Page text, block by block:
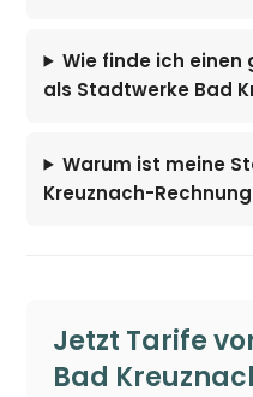
Wie finde ich
als Stadtwerke Bad
Warum ist meine
Kreuznach-
Jetzt Tarife
Bad